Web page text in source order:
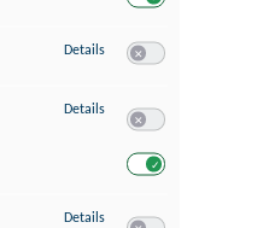
Details zu Messung der
Details zu Analyse von
Details zu Entwicklung und